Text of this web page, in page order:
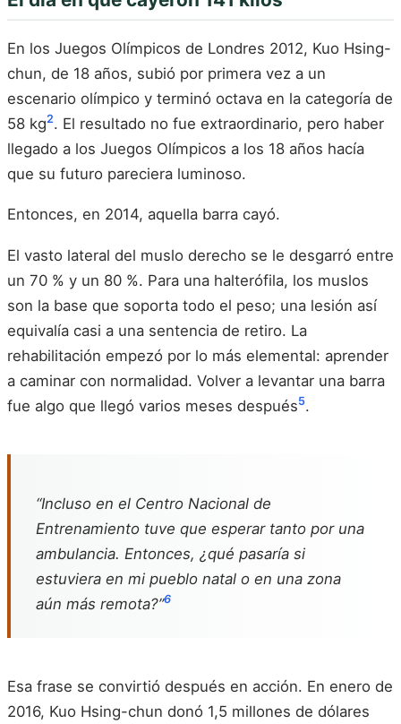
En los Juegos Olímpicos de Londres 2012, Kuo Hsing-
chun, de 18 años, subió por primera vez a un
escenario olímpico y terminó octava en la categoría de
58 kg2. El resultado no fue extraordinario, pero haber
llegado a los Juegos Olímpicos a los 18 años hacía
que su futuro pareciera luminoso.
Entonces, en 2014, aquella barra cayó.
El vasto lateral del muslo derecho se le desgarró entre
un 70 % y un 80 %. Para una halterófila, los muslos
son la base que soporta todo el peso; una lesión así
equivalía casi a una sentencia de retiro. La
rehabilitación empezó por lo más elemental: aprender
a caminar con normalidad. Volver a levantar una barra
fue algo que llegó varios meses después5.
“Incluso en el Centro Nacional de
Entrenamiento tuve que esperar tanto por una
ambulancia. Entonces, ¿qué pasaría si
estuviera en mi pueblo natal o en una zona
aún más remota?”6
Esa frase se convirtió después en acción. En enero de
2016, Kuo Hsing-chun donó 1,5 millones de dólares